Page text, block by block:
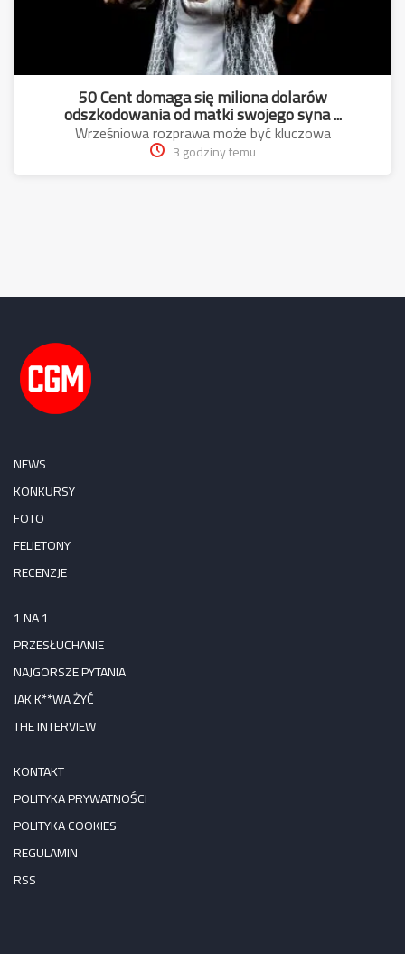
50 Cent domaga się miliona dolarów
odszkodowania od matki swojego syna ...
Wrześniowa rozprawa może być kluczowa
3 godziny temu
NEWS
KONKURSY
FOTO
FELIETONY
RECENZJE
1 NA 1
PRZESŁUCHANIE
NAJGORSZE PYTANIA
JAK K**WA ŻYĆ
THE INTERVIEW
KONTAKT
POLITYKA PRYWATNOŚCI
POLITYKA COOKIES
REGULAMIN
RSS